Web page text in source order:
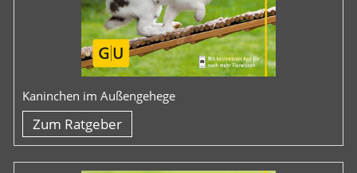
Kaninchen im Außengehege
Zum Ratgeber